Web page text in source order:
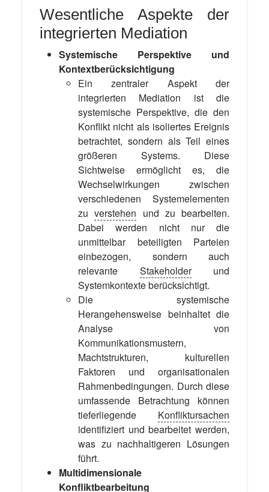
Wesentliche Aspekte der
integrierten Mediation
Systemische Perspektive und
Kontextberücksichtigung
Ein zentraler Aspekt der
integrierten Mediation ist die
systemische Perspektive, die den
Konflikt nicht als isoliertes Ereignis
betrachtet, sondern als Teil eines
größeren Systems. Diese
Sichtweise ermöglicht es, die
Wechselwirkungen zwischen
verschiedenen Systemelementen
zuverstehen und zu bearbeiten.
Dabei werden nicht nur die
unmittelbar beteiligten Parteien
einbezogen, sondern auch
relevante Stakeholderund
Systemkontexte berücksichtigt.
Die systemische
Herangehensweise beinhaltet die
Analyse von
Kommunikationsmustern,
Machtstrukturen, kulturellen
Faktoren und organisationalen
Rahmenbedingungen. Durch diese
umfassende Betrachtung können
tieferliegende Konfliktursachen
identifiziert und bearbeitet werden,
was zu nachhaltigeren Lösungen
führt.
Multidimensionale
Konfliktbearbeitung